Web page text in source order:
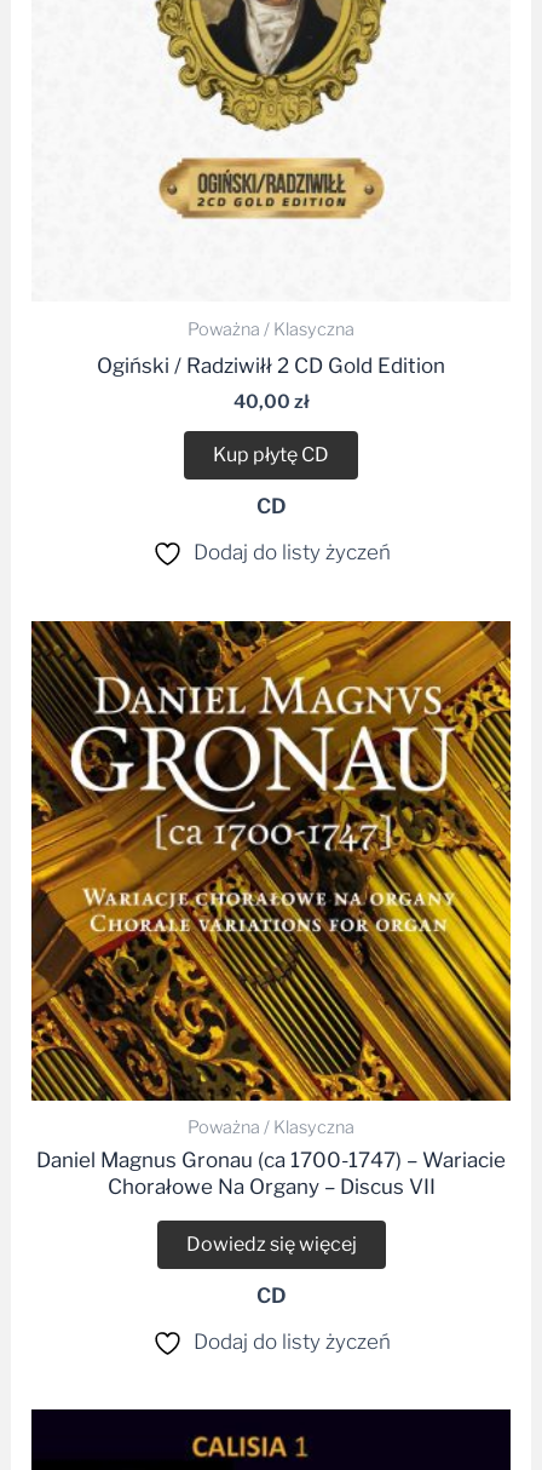
Poważna / Klasyczna
Ogiński / Radziwiłł 2 CD Gold Edition
40,00 zł
Kup płytę CD
CD
Dodaj do listy życzeń
Poważna / Klasyczna
Daniel Magnus Gronau (ca 1700-1747) – Wariacie
Chorałowe Na Organy – Discus VII
Dowiedz się więcej
CD
Dodaj do listy życzeń